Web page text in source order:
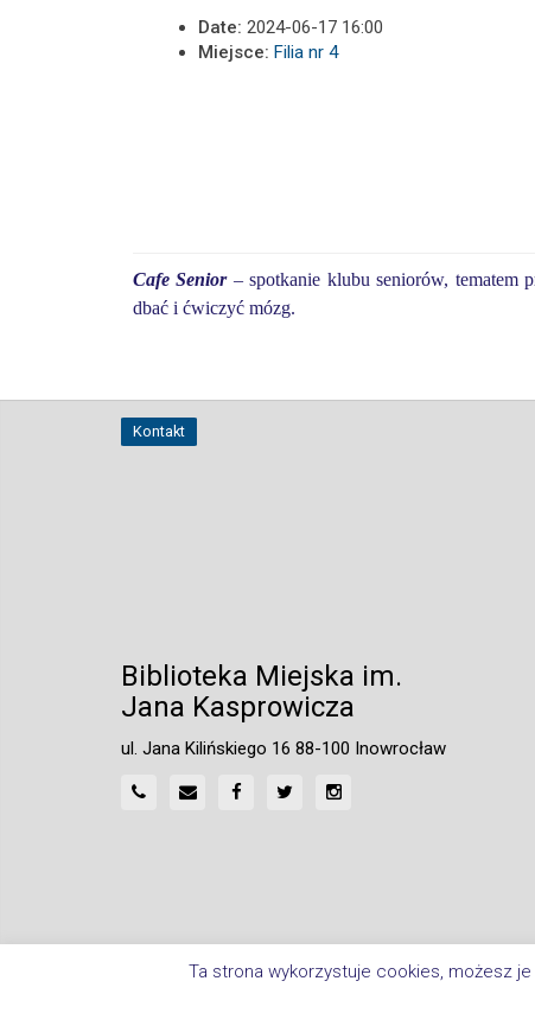
Date: 2024-06-17 16:00
Miejsce: Filia nr 4
Cafe Senior–spotkanie klubu seniorów, tematem
dbać i ćwiczyć mózg.
Kontakt
Biblioteka Miejska im.
Jana Kasprowicza
ul. Jana Kilińskiego 16 88-100 Inowrocław
Ta strona wykorzystuje cookies, możesz